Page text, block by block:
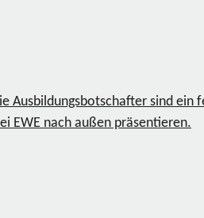
sind ein
EWE nach außen präsentieren.